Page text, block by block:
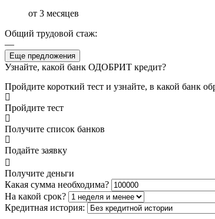
от 3 месяцев
Общий трудовой стаж:
—
Еще предложения
Узнайте, какой банк ОДОБРИТ кредит?
Пройдите короткий тест и узнайте, в какой банк
Пройдите тест
Получите список банков
Подайте заявку
Получите деньги
Какая сумма необходима?
На какой срок?
Кредитная история: